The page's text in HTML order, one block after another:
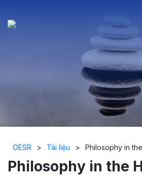
OESR > Tài liệu > Philosophy in
Philosophy in the